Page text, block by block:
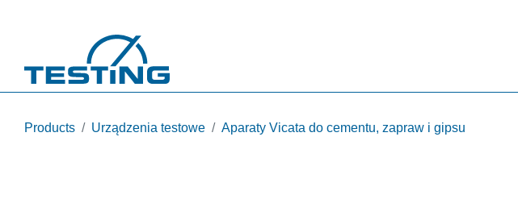
Products Urządzenia testowe Aparaty Vicata do cementu, zapraw i gipsu